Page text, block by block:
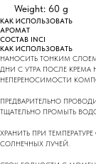
Weight: 60 g
КАК ИСПОЛЬЗОВАТЬ
АРОМАТ
СОСТАВ INCI
КАК ИСПОЛЬЗОВАТЬ
НАНОСИТЬ ТОНКИМ
ДНИ С УТРА ПОСЛЕ КРЕМА
НЕПЕРЕНОСИМОСТИ
ПРЕДВАРИТЕЛЬНО
ТЩАТЕЛЬНО ПРОМЫТЬ
ХРАНИТЬ ПРИ
СОЛНЕЧНЫХ ЛУЧЕЙ.